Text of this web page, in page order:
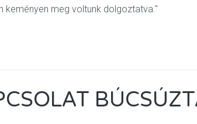
keményen meg voltunk dolgoztatva."